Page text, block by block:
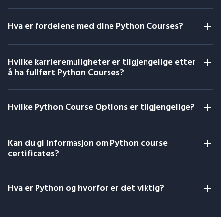
Hva er fordelene med dine Python Courses?
Hvilke karrieremuligheter er tilgjengelige etter
å ha fullført Python Courses?
Hvilke Python Course Options er tilgjengelige?
Kan du gi informasjon om Python course
certificates?
Hva er Python og hvorfor er det viktig?